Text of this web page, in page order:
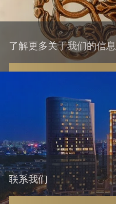
了解更多关于我们的信息
联系我们